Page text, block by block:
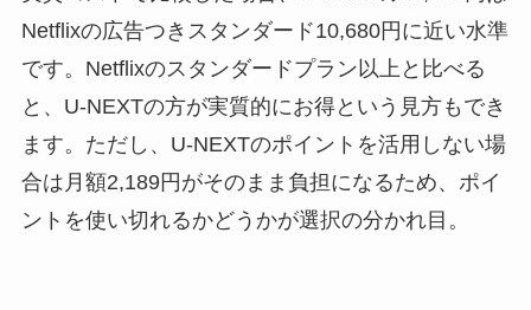
Netflixの広告つきスタンダード10,680円に近い水準
です。Netflixのスタンダードプラン以上と比べる
と、U-NEXTの方が実質的にお得という見方もでき
ます。ただし、U-NEXTのポイントを活用しない場
合は月額2,189円がそのまま負担になるため、ポイ
ントを使い切れるかどうかが選択の分かれ目。